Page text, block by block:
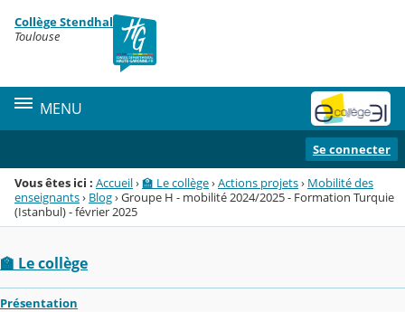
Menu de la rubrique
Contenu
Collège Stendhal
Toulouse
MENU
Se connecter
Vous êtes ici : Accueil›🏫 Le collège›Actions projets› Mobilité des
enseignants› Blog›Groupe H - mobilité 2024/2025 - Formation Turquie
(Istanbul) - février 2025
🏫 Le collège
Présentation